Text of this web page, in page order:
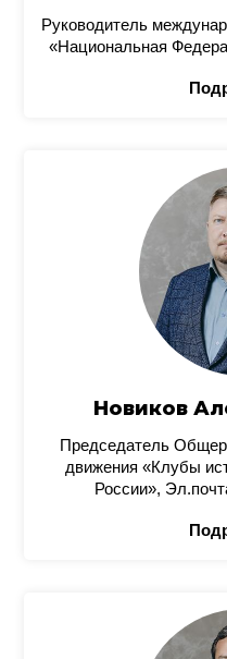
Руководитель
«Национальная
Новиков
Председатель
движения «Клубы
России»,